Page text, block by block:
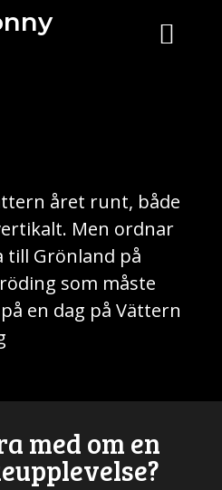
året runt, både
Men ordnar
till Grönland på
som måste
en dag på Vättern
med om en